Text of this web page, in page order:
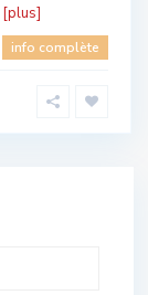
[plus]
info complète